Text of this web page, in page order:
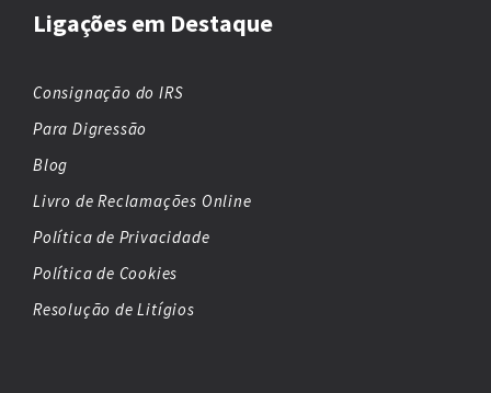
Ligações em Destaque
Consignação do IRS
Para Digressão
Blog
Livro de Reclamações Online
Política de Privacidade
Política de Cookies
Resolução de Litígios